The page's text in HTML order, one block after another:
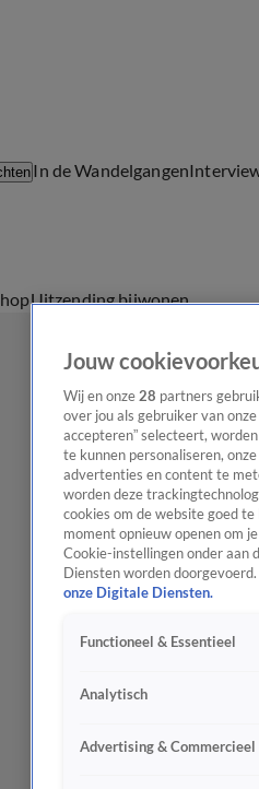
In de Wandelgangen
Uitzending bijwonen
Jouw
Wij en onze 28 partners
over jou als gebruiker van
accepteren” selecteert,
te kunnen personaliseren,
advertenties en content te
worden deze
cookies om de website goed
moment opnieuw openen om
Cookie-instellingen onder aan
Diensten worden doorgevoerd.
onze Digitale Diensten.
Functioneel & Essentieel
Analytisch
Advertising & Commercieel